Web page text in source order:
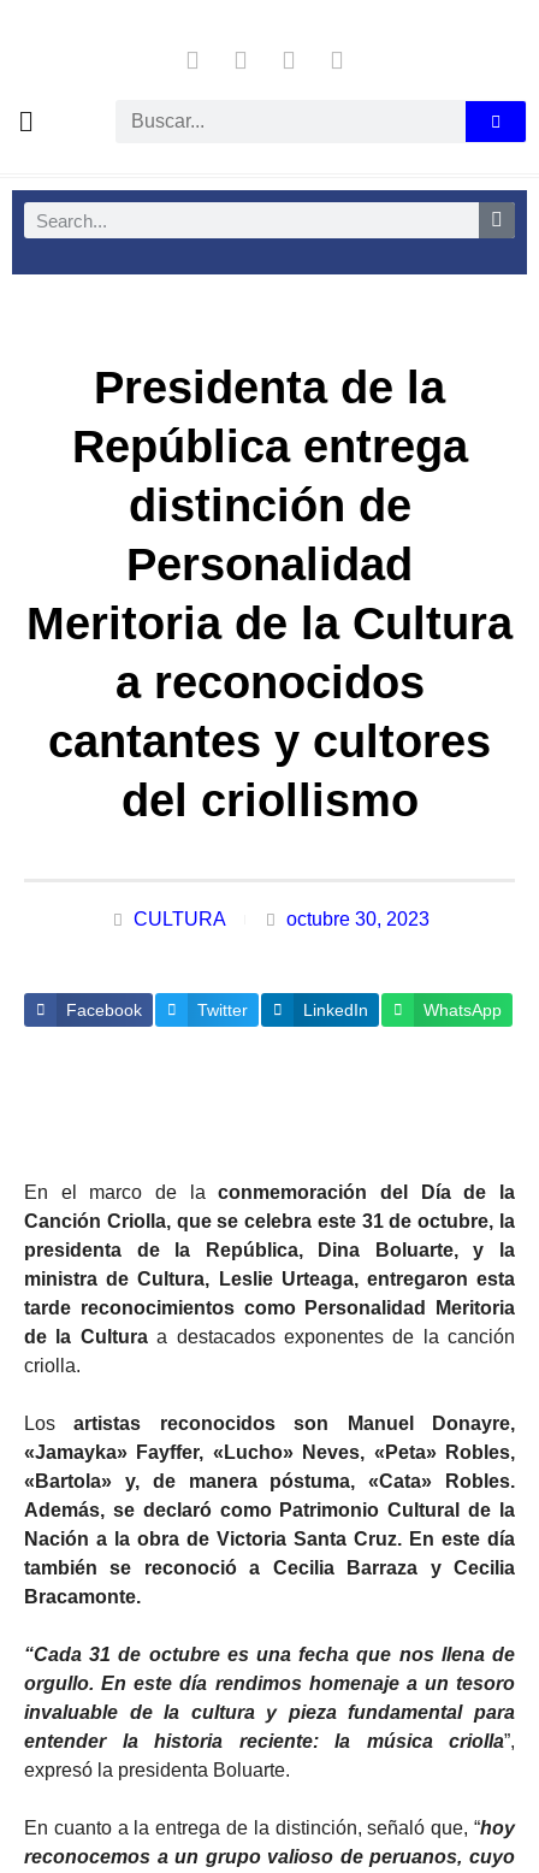
Presidenta de la
República entrega
distinción de
Personalidad
Meritoria de la Cultura
a reconocidos
cantantes y cultores
del criollismo
CULTURA octubre 30, 2023
Facebook Twitter LinkedIn WhatsApp
En el marco de laconmemoración del Día de la
Canción Criolla, que se celebra este 31 de octubre, la
presidenta de la República, Dina Boluarte, y la
ministra de Cultura, Leslie Urteaga, entregaron esta
tarde reconocimientos como Personalidad Meritoria
de la Culturaa destacados exponentes de la canción
criolla.
Losartistas reconocidos son Manuel Donayre,
«Jamayka» Fayffer, «Lucho» Neves, «Peta» Robles,
«Bartola» y, de manera póstuma, «Cata» Robles.
Además, se declaró como Patrimonio Cultural de la
Nación a la obra de Victoria Santa Cruz. En este día
también se reconoció a Cecilia Barraza y Cecilia
Bracamonte.
“Cada 31 de octubre es una fecha que nos llena de
orgullo. En este día rendimos homenaje a un tesoro
invaluable de la cultura y pieza fundamental para
entender la historia reciente: la música criolla”,
expresó la presidenta Boluarte.
En cuanto a la entrega de la distinción, señaló que, “hoy
reconocemos a un grupo valioso de peruanos, cuyo